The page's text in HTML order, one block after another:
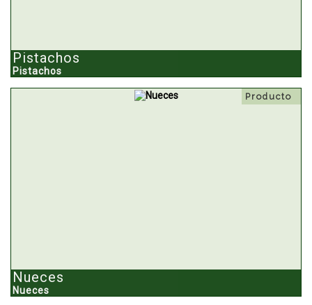
Pistachos
Pistachos
Producto
Nueces
Nueces